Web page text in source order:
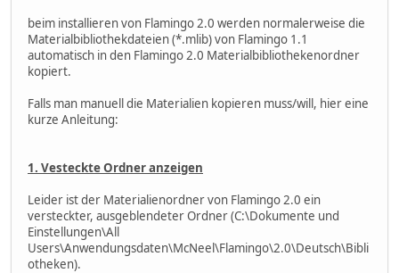
beim installieren von Flamingo 2.0 werden normalerweise die
Materialbibliothekdateien (*.mlib) von Flamingo 1.1
automatisch in den Flamingo 2.0 Materialbibliothekenordner
kopiert.
Falls man manuell die Materialien kopieren muss/will, hier eine
kurze Anleitung:
1. Vesteckte Ordner anzeigen
Leider ist der Materialienordner von Flamingo 2.0 ein
versteckter, ausgeblendeter Ordner (C:\Dokumente und
Einstellungen\All
Users\Anwendungsdaten\McNeel\Flamingo\2.0\Deutsch\Bibli
otheken).